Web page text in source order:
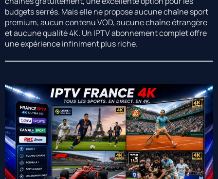
budgets serrés. Mais elle ne propose aucune chaîne sport
premium, aucun contenu VOD, aucune chaîne étrangère
et aucune qualité 4K. Un IPTV abonnement complet offre
une expérience infiniment plus riche.